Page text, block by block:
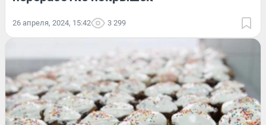
26 апреля, 2024, 15:42 3 299